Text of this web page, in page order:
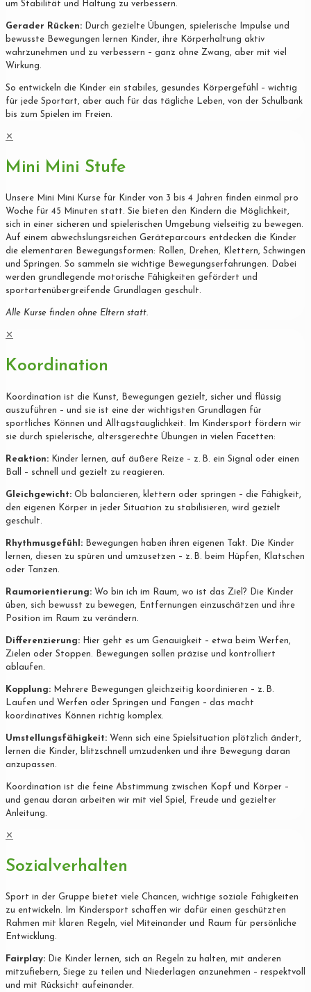
um Stabilität und Haltung zu verbessern.
Gerader Rücken: Durch gezielte Übungen, spielerische Impulse und
bewusste Bewegungen lernen Kinder, ihre Körperhaltung aktiv
wahrzunehmen und zu verbessern – ganz ohne Zwang, aber mit viel
Wirkung.
So entwickeln die Kinder ein stabiles, gesundes Körpergefühl – wichtig
für jede Sportart, aber auch für das tägliche Leben, von der Schulbank
bis zum Spielen im Freien.
✕
Mini Mini Stufe
Unsere Mini Mini Kurse für Kinder von 3 bis 4 Jahren finden einmal pro
Woche für 45 Minuten statt. Sie bieten den Kindern die Möglichkeit,
sich in einer sicheren und spielerischen Umgebung vielseitig zu bewegen.
Auf einem abwechslungsreichen Geräteparcours entdecken die Kinder
die elementaren Bewegungsformen: Rollen, Drehen, Klettern, Schwingen
und Springen. So sammeln sie wichtige Bewegungserfahrungen. Dabei
werden grundlegende motorische Fähigkeiten gefördert und
sportartenübergreifende Grundlagen geschult.
Alle Kurse finden ohne Eltern statt.
✕
Koordination
Koordination ist die Kunst, Bewegungen gezielt, sicher und flüssig
auszuführen – und sie ist eine der wichtigsten Grundlagen für
sportliches Können und Alltagstauglichkeit. Im Kindersport fördern wir
sie durch spielerische, altersgerechte Übungen in vielen Facetten:
Reaktion: Kinder lernen, auf äußere Reize – z. B. ein Signal oder einen
Ball – schnell und gezielt zu reagieren.
Gleichgewicht: Ob balancieren, klettern oder springen – die Fähigkeit,
den eigenen Körper in jeder Situation zu stabilisieren, wird gezielt
geschult.
Rhythmusgefühl: Bewegungen haben ihren eigenen Takt. Die Kinder
lernen, diesen zu spüren und umzusetzen – z. B. beim Hüpfen, Klatschen
oder Tanzen.
Raumorientierung: Wo bin ich im Raum, wo ist das Ziel? Die Kinder
üben, sich bewusst zu bewegen, Entfernungen einzuschätzen und ihre
Position im Raum zu verändern.
Differenzierung: Hier geht es um Genauigkeit – etwa beim Werfen,
Zielen oder Stoppen. Bewegungen sollen präzise und kontrolliert
ablaufen.
Kopplung: Mehrere Bewegungen gleichzeitig koordinieren – z. B.
Laufen und Werfen oder Springen und Fangen – das macht
koordinatives Können richtig komplex.
Umstellungsfähigkeit: Wenn sich eine Spielsituation plötzlich ändert,
lernen die Kinder, blitzschnell umzudenken und ihre Bewegung daran
anzupassen.
Koordination ist die feine Abstimmung zwischen Kopf und Körper –
und genau daran arbeiten wir mit viel Spiel, Freude und gezielter
Anleitung.
✕
Sozialverhalten
Sport in der Gruppe bietet viele Chancen, wichtige soziale Fähigkeiten
zu entwickeln. Im Kindersport schaffen wir dafür einen geschützten
Rahmen mit klaren Regeln, viel Miteinander und Raum für persönliche
Entwicklung.
Fairplay: Die Kinder lernen, sich an Regeln zu halten, mit anderen
mitzufiebern, Siege zu teilen und Niederlagen anzunehmen – respektvoll
und mit Rücksicht aufeinander.